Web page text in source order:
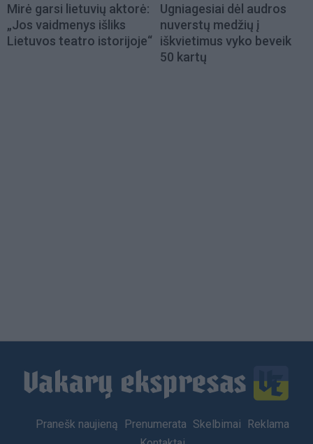
Mirė garsi lietuvių aktorė:
„Jos vaidmenys išliks
Lietuvos teatro istorijoje“
Ugniagesiai dėl audros
nuverstų medžių į
iškvietimus vyko beveik
50 kartų
Footer
Pranešk naujieną Prenumerata Skelbimai
Reklama